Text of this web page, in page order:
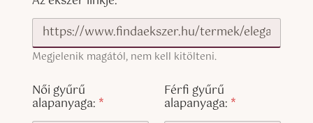
Megjelenik magától, nem kell kitölteni.
Női gyűrű
alapanyaga: *
Férfi gyűrű
alapanyaga: *